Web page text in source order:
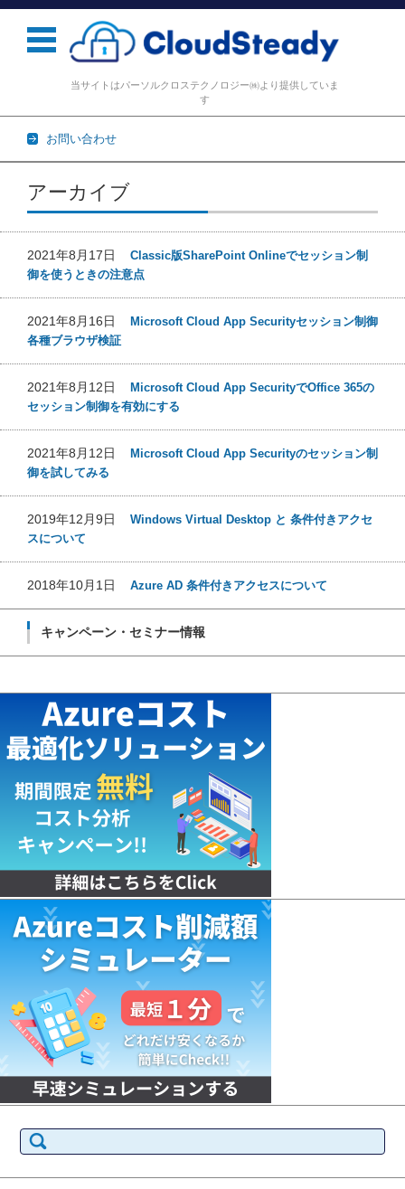
当サイトはパーソルクロステクノロジー㈱より提供していま
す
お問い合わせ
コンテンツに移動
アーカイブ
2021年8月17日 Classic版SharePoint Onlineでセッション制
御を使うときの注意点
2021年8月16日 Microsoft Cloud App Securityセッション制御
各種ブラウザ検証
2021年8月12日 Microsoft Cloud App SecurityでOffice 365の
セッション制御を有効にする
2021年8月12日 Microsoft Cloud App Securityのセッション制
御を試してみる
2019年12月9日 Windows Virtual Desktop と 条件付きアクセ
スについて
2018年10月1日 Azure AD 条件付きアクセスについて
キャンペーン・セミナー情報
索: